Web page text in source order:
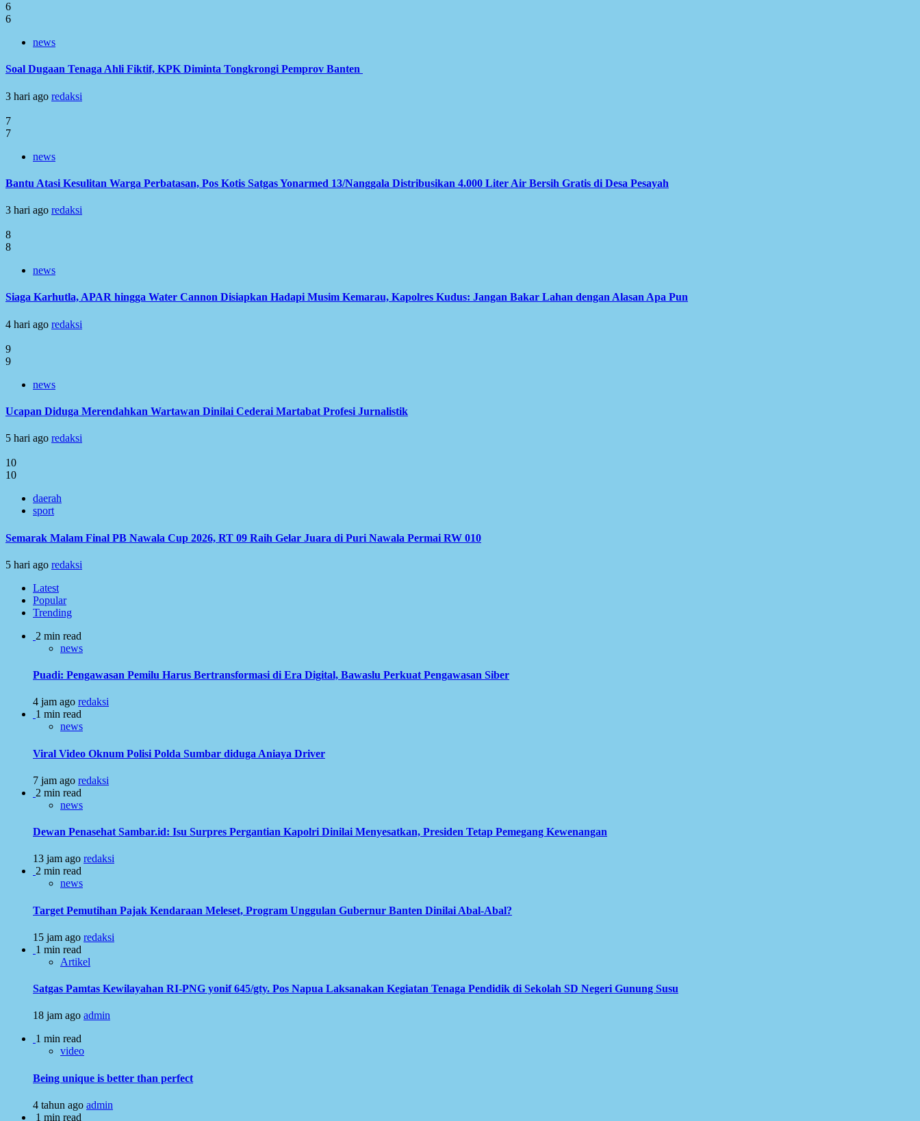
6
6
news
Soal Dugaan Tenaga Ahli Fiktif, KPK Diminta Tongkrongi Pemprov Banten
3 hari ago redaksi
7
7
news
Bantu Atasi Kesulitan Warga Perbatasan, Pos Kotis Satgas Yonarmed 13/Nanggala Distribusikan 4.000 Liter Air Bersih Gratis di Desa Pesayah
3 hari ago redaksi
8
8
news
Siaga Karhutla, APAR hingga Water Cannon Disiapkan Hadapi Musim Kemarau, Kapolres Kudus: Jangan Bakar Lahan dengan Alasan Apa Pun
4 hari ago redaksi
9
9
news
Ucapan Diduga Merendahkan Wartawan Dinilai Cederai Martabat Profesi Jurnalistik
5 hari ago redaksi
10
10
daerah
sport
Semarak Malam Final PB Nawala Cup 2026, RT 09 Raih Gelar Juara di Puri Nawala Permai RW 010
5 hari ago redaksi
Latest
Popular
Trending
2 min read
news
Puadi: Pengawasan Pemilu Harus Bertransformasi di Era Digital, Bawaslu Perkuat Pengawasan Siber
4 jam ago redaksi
1 min read
news
Viral Video Oknum Polisi Polda Sumbar diduga Aniaya Driver
7 jam ago redaksi
2 min read
news
Dewan Penasehat Sambar.id: Isu Surpres Pergantian Kapolri Dinilai Menyesatkan, Presiden Tetap Pemegang Kewenangan
13 jam ago redaksi
2 min read
news
Target Pemutihan Pajak Kendaraan Meleset, Program Unggulan Gubernur Banten Dinilai Abal-Abal?
15 jam ago redaksi
1 min read
Artikel
Satgas Pamtas Kewilayahan RI-PNG yonif 645/gty. Pos Napua Laksanakan Kegiatan Tenaga Pendidik di Sekolah SD Negeri Gunung Susu
18 jam ago admin
1 min read
video
Being unique is better than perfect
4 tahun ago admin
1 min read